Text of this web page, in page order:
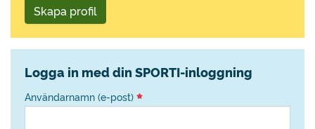
Skapa profil
Logga in med din SPORTI-inloggning
Användarnamn (e-post)